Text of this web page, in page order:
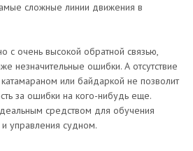
сложные линии движения в
с очень высокой обратной связью,
незначительные ошибки. А отсутствие
катамараном или байдаркой не позволит
за ошибки на кого-нибудь еще.
средством для обучения
управления судном.